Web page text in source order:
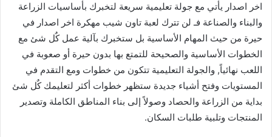
اخر اصدار يأتي مع جولة تعليمية سريعة لتخبرك بأساسيات الزراعة
والبناء والصناعة فـ لن تترك لعبة تاون شيب مهكرة اخر اصدار في
حيرة من حيث المهام الأساسية بل ستخبرك بآلية عمل كٌل شئ مع
الخطوات الأساسية والصحيحة للتمتع بها بدون حيرة أو صعوبة في
اللعب نهائياً, والجولة التعليمية تتكون من خطوات ومع التقدم في
المستويات وفتح أشياء جديدة ستظهر خطوات أكثر لتعليمك كٌل شئ
بداية من الزراعة والحصاد وصولاً إلى بناء المناطق الكاملة وتصدير
المنتجات وتلبية طلبات السكان.